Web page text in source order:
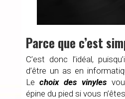
Parce que c’est
C’est donc l’idéal,
d’être un as en
Lechoix des vinyles
épine du pied si vous